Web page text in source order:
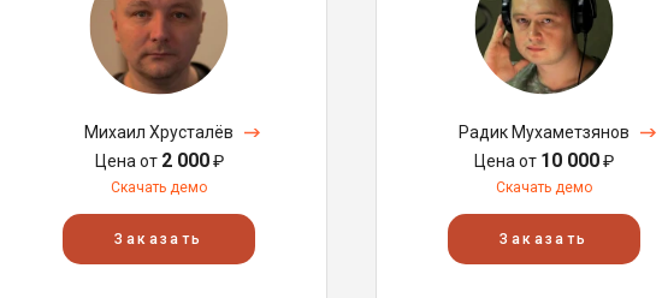
Михаил Хрусталёв
Цена от 2 000₽
Скачать демо
Заказать
Радик Мухаметзянов
Цена от 10 000₽
Скачать демо
Заказать